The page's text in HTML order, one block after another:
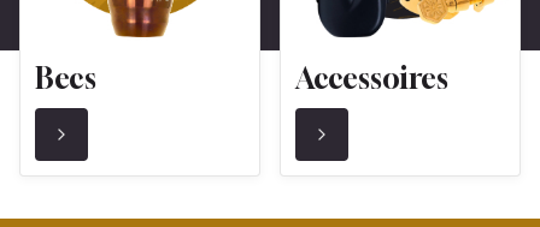
Becs Accessoires